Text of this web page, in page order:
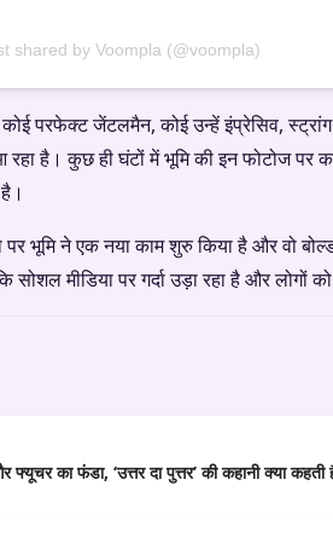
shared by Voompla (@voompla)
परफेक्ट जेंटलमैन, कोई उन्हें इंप्रेसिव,
है। कुछ ही घंटों में भूमि की इन फोटोज
पर भूमि ने एक नया काम शुरु किया है और
सोशल मीडिया पर गर्दा उड़ा रहा है और लोगों
का फंडा, ‘उत्तर दा पुत्तर’ की कहानी क्या कहती